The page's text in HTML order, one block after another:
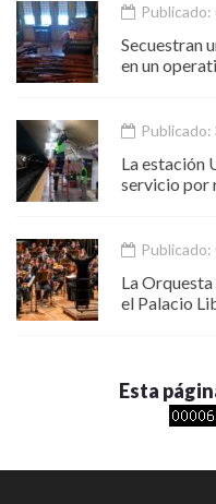
Secuestran
en un
La estación
servicio por
La
el Palacio
Esta